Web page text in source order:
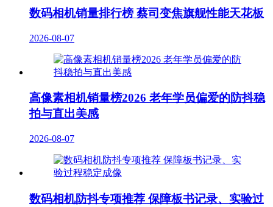
数码相机销量排行榜 蔡司变焦旗舰性能天花板
2026-08-07
高像素相机销量榜2026 老年学员偏爱的防抖稳
拍与直出美感
2026-08-07
数码相机防抖专项推荐 保障板书记录、实验过